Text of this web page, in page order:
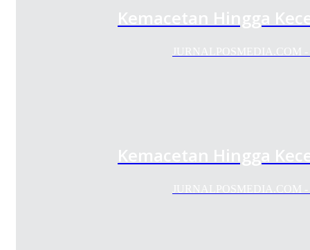
Kemacetan Hingga
JURNALPOSMEDIA.COM -
Kemacetan Hingga
JURNALPOSMEDIA.COM -